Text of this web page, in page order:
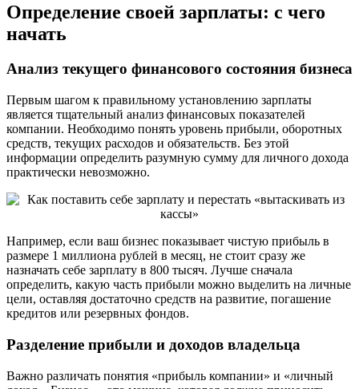
Определение своей зарплаты: с чего
начать
Анализ текущего финансового состояния бизнеса
Первым шагом к правильному установлению зарплаты
является тщательный анализ финансовых показателей
компании. Необходимо понять уровень прибыли, оборотных
средств, текущих расходов и обязательств. Без этой
информации определить разумную сумму для личного дохода
практически невозможно.
Например, если ваш бизнес показывает чистую прибыль в
размере 1 миллиона рублей в месяц, не стоит сразу же
назначать себе зарплату в 800 тысяч. Лучше сначала
определить, какую часть прибыли можно выделить на личные
цели, оставляя достаточно средств на развитие, погашение
кредитов или резервных фондов.
Разделение прибыли и доходов владельца
Важно различать понятия «прибыль компании» и «личный